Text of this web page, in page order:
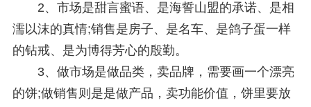
2、市场是甜言蜜语、是海誓山盟的承诺、是相
濡以沫的真情;销售是房子、是名车、是鸽子蛋一样
的钻戒、是为博得芳心的殷勤。
3、做市场是做品类，卖品牌，需要画一个漂亮
的饼;做销售则是是做产品，卖功能价值，饼里要放